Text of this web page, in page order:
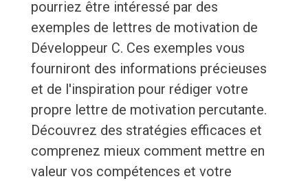
pourriez être intéressé par des
exemples de lettres de motivation de
Développeur C. Ces exemples vous
fourniront des informations précieuses
et de l'inspiration pour rédiger votre
propre lettre de motivation percutante.
Découvrez des stratégies efficaces et
comprenez mieux comment mettre en
valeur vos compétences et votre